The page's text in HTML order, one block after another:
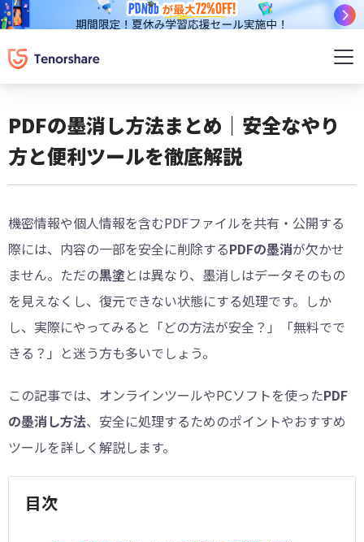
PDFの墨消し方法まとめ｜安全なやり
方と便利ツールを徹底解説
機密情報や個人情報を含むPDFファイルを共有・公開する
際には、内容の一部を安全に削除するPDFの墨消が欠かせ
ません。ただの黒塗とは異なり、墨消しはデータそのもの
を見えなくし、復元できない状態にする処理です。しか
し、実際にやってみると「どの方法が安全？」「無料でで
きる？」と迷う方も多いでしょう。
この記事では、オンラインツールやPCソフトを使ったPDF
の墨消し方法、安全に処理するためのポイントやおすすめ
ツールを詳しく解説します。
目次